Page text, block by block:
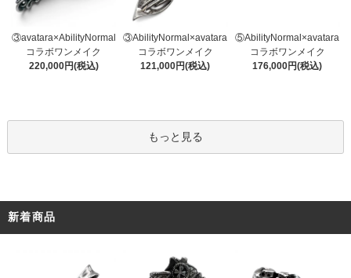
③avatara×AbilityNormal
コラボワンメイク
220,000円(税込)
③AbilityNormal×avatara
コラボワンメイク
121,000円(税込)
⑤AbilityNormal×avatara
コラボワンメイク
176,000円(税込)
もっと見る
新着商品